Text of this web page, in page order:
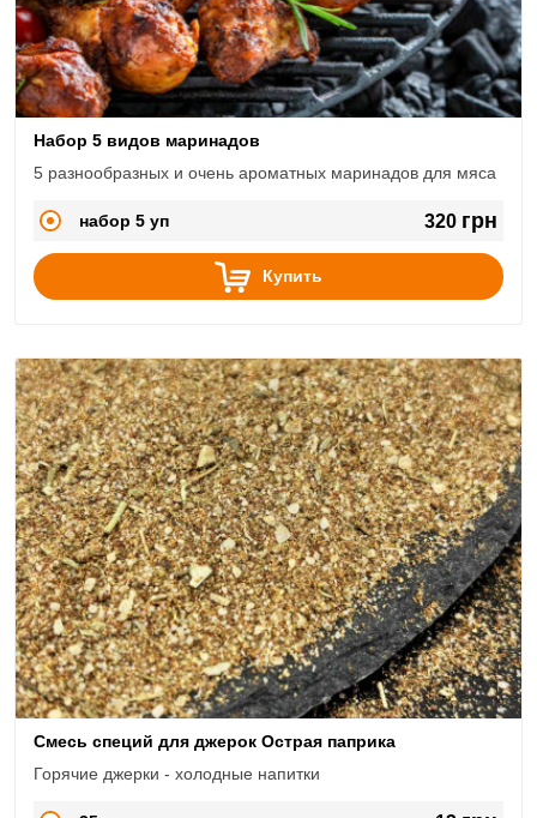
Набор 5 видов маринадов
5 разнообразных и очень ароматных маринадов для мяса
набор 5 уп 320 грн
Купить
Смесь специй для джерок Острая паприка
Горячие джерки - холодные напитки